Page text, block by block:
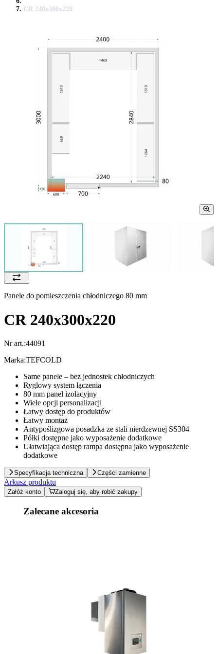
CR 240x300x220
Panele do pomieszczenia chłodniczego 80 mm
CR 240x300x220
Nr art.:44091
Marka:TEFCOLD
Same panele – bez jednostek chłodniczych
Ryglowy system łączenia
80 mm panel izolacyjny
Wiele opcji personalizacji
Łatwy dostęp do produktów
Łatwy montaż
Antypoślizgowa posadzka ze stali nierdzewnej SS304
Półki dostępne jako wyposażenie dodatkowe
Ułatwiająca dostęp rampa dostępna jako wyposażenie
dodatkowe
Specyfikacja techniczna Części zamienne
Arkusz produktu
Załóż konto Zaloguj się, aby robić zakupy
Zalecane akcesoria